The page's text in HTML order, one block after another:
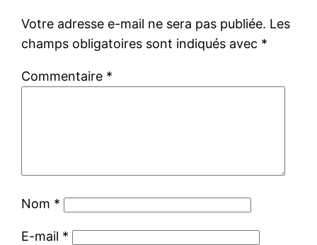
Votre adresse e-mail ne sera pas publiée. Les
champs obligatoires sont indiqués avec *
Commentaire *
Nom *
E-mail *